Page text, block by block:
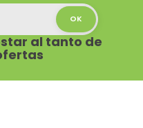
al tanto de